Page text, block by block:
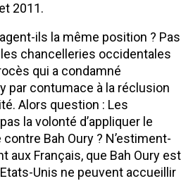
2011.
ils la même position ? Pas
chancelleries occidentales
qui a condamné
par contumace à la réclusion
Alors question : Les
la volonté d’appliquer le
contre Bah Oury ? N’estiment-
aux Français, que Bah Oury est
Unis ne peuvent accueillir